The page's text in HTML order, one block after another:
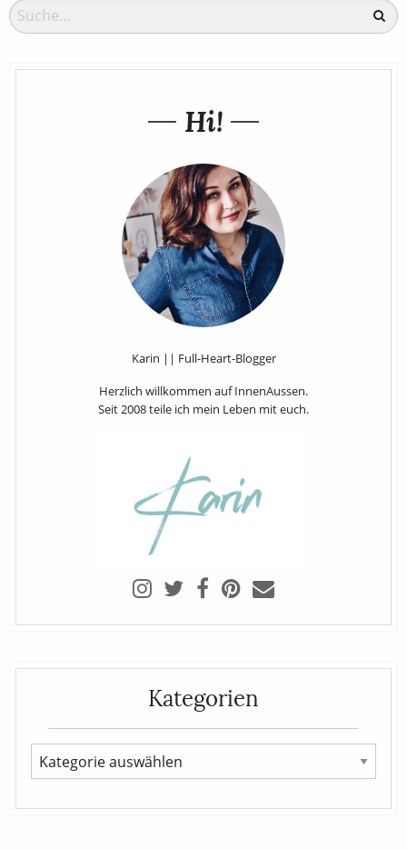
Hi!
Karin || Full-Heart-Blogger
Herzlich willkommen auf InnenAussen.
Seit 2008 teile ich mein Leben mit euch.
Kategorien